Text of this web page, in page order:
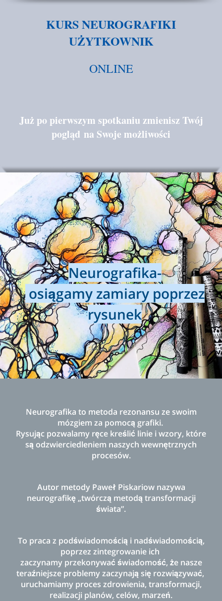
KURS NEUROGRAFIKI
UŻYTKOWNIK
ONLINE
Już po pierwszym spotkaniu zmienisz Twój
pogląd na Swoje możliwości
Neurografika-
osiągamy zamiary poprzez
rysunek
Neurografika to metoda rezonansu ze swoim
mózgiem za pomocą grafiki.
Rysując pozwalamy ręce kreślić linie i wzory, które
są odzwierciedleniem naszych wewnętrznych
procesów.
Autor metody Paweł Piskariow nazywa
neurografikę „twórczą metodą transformacji
świata”.
To praca z podświadomością i nadświadomością,
poprzez zintegrowanie ich
zaczynamy przekonywać świadomość, że nasze
teraźniejsze problemyzaczynają się rozwiązywać,
uruchamiamy proces zdrowienia, transformacji,
realizacji planów, celów, marzeń.